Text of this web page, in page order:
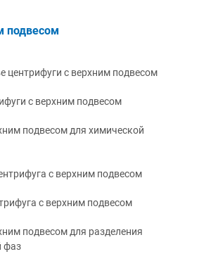
подвесом
центрифуги с верхним подвесом
с верхним подвесом
подвесом для химической
с верхним подвесом
с верхним подвесом
подвесом для разделения
фаз